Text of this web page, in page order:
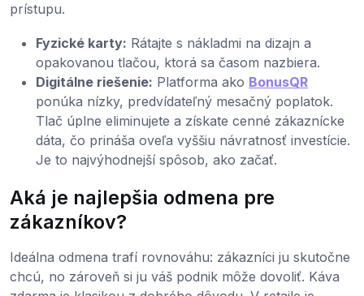
prístupu.
Fyzické karty: Rátajte s nákladmi na dizajn a
opakovanou tlačou, ktorá sa časom nazbiera.
Digitálne riešenie: Platforma ako BonusQR
ponúka nízky, predvídateľný mesačný poplatok.
Tlač úplne eliminujete a získate cenné zákaznícke
dáta, čo prináša oveľa vyššiu návratnosť investície.
Je to najvýhodnejší spôsob, ako začať.
Aká je najlepšia odmena pre
zákazníkov?
Ideálna odmena trafí rovnováhu: zákazníci ju skutočne
chcú, no zároveň si ju váš podnik môže dovoliť. Káva